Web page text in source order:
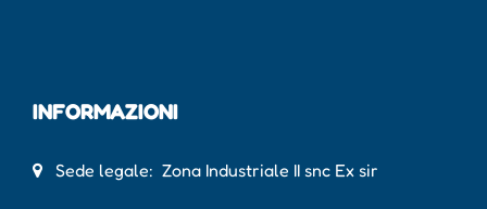
INFORMAZIONI
Sede legale: Zona Industriale II snc Ex sir